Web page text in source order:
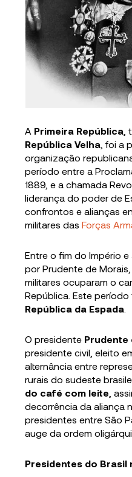
A Primeira República
República Velha , foi a
organização
período entre a
1889, e a chamada
liderança do poder de
confrontos e alianças
militares dasForças
Entre o fim do Império
por Prudente de
militares ocuparam o
República. Este
República da Espada
O presidente Prudente
presidente civil, eleito
alternância entre
rurais do sudeste
do café com leite ,
decorrência da aliança
presidentes entre São
auge da ordem
Presidentes do Brasil